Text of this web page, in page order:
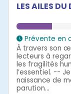
LES AILES DU
Prévente en
À travers son
lecteurs à
les fragilités
l’essentiel. --
naissance de
parution...